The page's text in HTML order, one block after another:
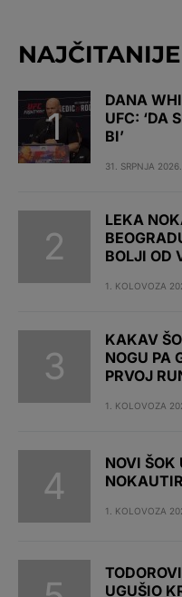
NAJČITANIJE
DANA
UFC: ‘DA
BI’
31. SRPNJA
LEKA
BOLJI OD
1. KOLOVOZA
KAKAV
NOGU PA
PRVOJ
1. KOLOVOZA
NOVI ŠOK
1. KOLOVOZA
UGUŠIO